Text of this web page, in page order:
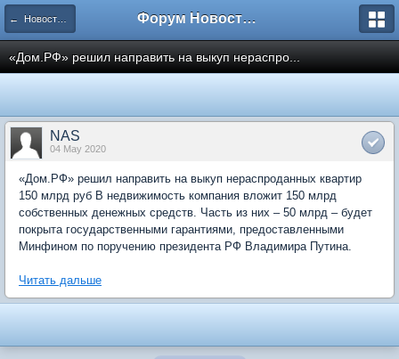
← Новости рынка недвижимости Форум Новостройки
«Дом.РФ» решил направить на выкуп нераспро...
NAS
04 May 2020
«Дом.РФ» решил направить на выкуп нераспроданных квартир
150 млрд руб В недвижимость компания вложит 150 млрд
собственных денежных средств. Часть из них – 50 млрд – будет
покрыта государственными гарантиями, предоставленными
Минфином по поручению президента РФ Владимира Путина.
Читать дальше